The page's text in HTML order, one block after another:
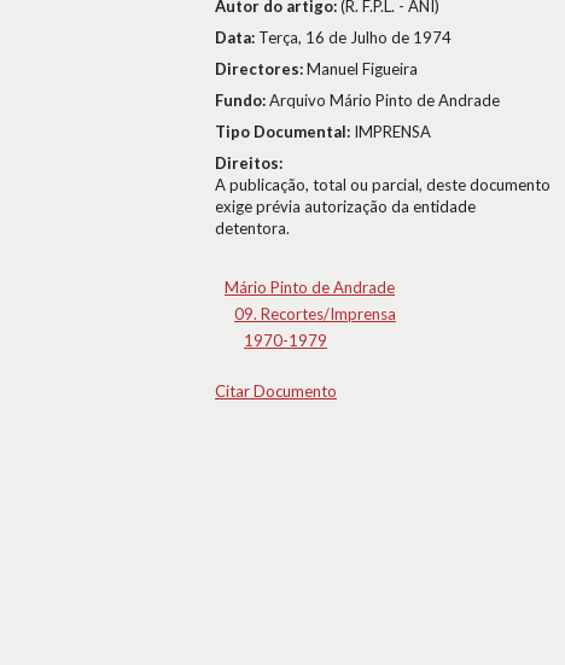
Autor do artigo:(R. F.P.L. - ANI)
Data: Terça, 16 de Julho de 1974
Directores:Manuel Figueira
Fundo:Arquivo Mário Pinto de Andrade
Tipo Documental: IMPRENSA
Direitos:
A publicação, total ou parcial, deste documento
exige prévia autorização da entidade
detentora.
Mário Pinto de Andrade
09. Recortes/Imprensa
1970-1979
Citar Documento